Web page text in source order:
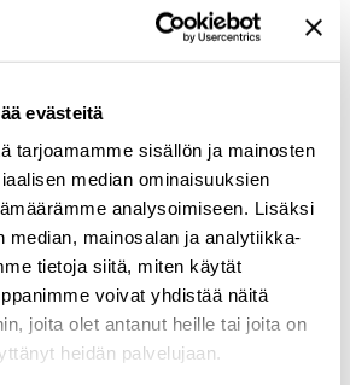
evästeitä
tarjoamamme sisällön ja mainosten
median ominaisuuksien
analysoimiseen. Lisäksi
median, mainosalan ja analytiikka-
tietoja siitä, miten käytät
voivat yhdistää näitä
joita olet antanut heille tai joita on
heidän palvelujaan.
Suomen Kela ei voi valita
pilveä